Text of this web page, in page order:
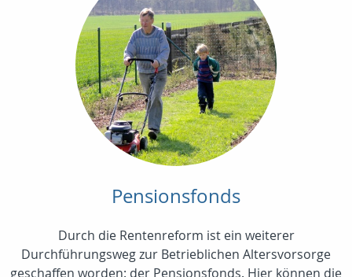
Pensionsfonds
Durch die Rentenreform ist ein weiterer
Durchführungsweg zur Betrieblichen Altersvorsorge
geschaffen worden: der Pensionsfonds. Hier können die